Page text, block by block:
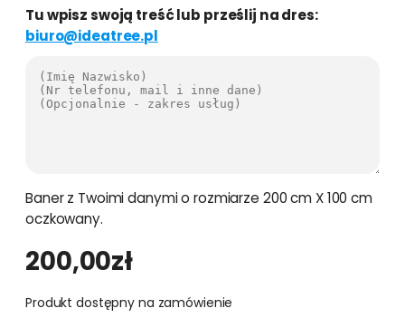
Tu wpisz swoją treść lub prześlij na dres:
biuro@ideatree.pl
Baner z Twoimi danymi o rozmiarze 200 cm X 100 cm
oczkowany.
200,00zł
Produkt dostępny na zamówienie